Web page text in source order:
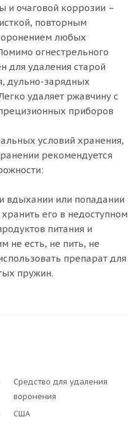
и очаговой коррозии –
повторным
любых
огнестрельного
для удаления старой
дульно-зарядных
удаляет ржавчину с
приборов
условий хранения,
рекомендуется
или попадании
его в недоступном
питания и
не есть, не пить, не
препарат для
пружин.
Средство для удаления
воронения
США